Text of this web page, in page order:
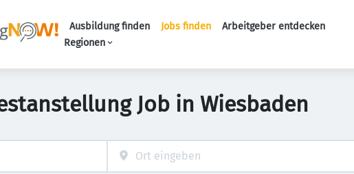
Ausbildung finden Jobs finden
Arbeitgeber entdecken
Regionen
Job in Wiesbaden